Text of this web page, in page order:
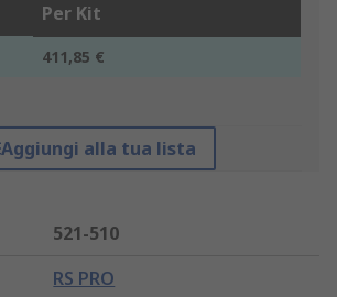
Per Kit
411,85 €
Aggiungi alla tua lista
521-510
RS PRO